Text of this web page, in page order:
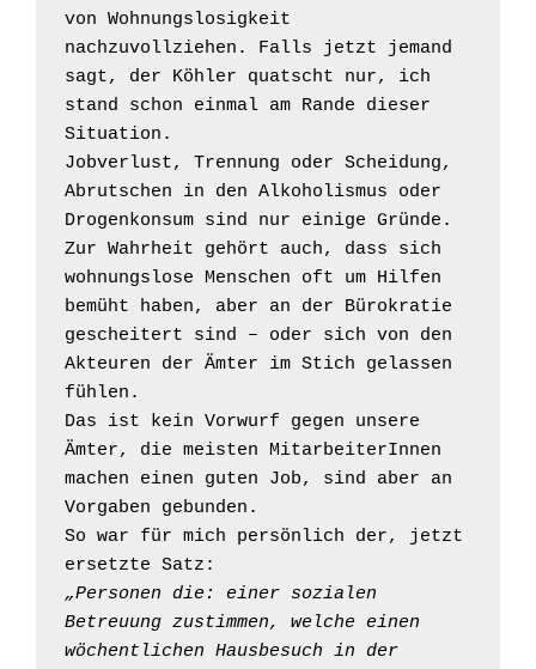
von Wohnungslosigkeit
nachzuvollziehen. Falls jetzt jemand
sagt, der Köhler quatscht nur, ich
stand schon einmal am Rande dieser
Situation.
Jobverlust, Trennung oder Scheidung,
Abrutschen in den Alkoholismus oder
Drogenkonsum sind nur einige Gründe.
Zur Wahrheit gehört auch, dass sich
wohnungslose Menschen oft um Hilfen
bemüht haben, aber an der Bürokratie
gescheitert sind – oder sich von den
Akteuren der Ämter im Stich gelassen
fühlen.
Das ist kein Vorwurf gegen unsere
Ämter, die meisten MitarbeiterInnen
machen einen guten Job, sind aber an
Vorgaben gebunden.
So war für mich persönlich der, jetzt
„Personen die: einer sozialen
Betreuung zustimmen, welche einen
wöchentlichen Hausbesuch in der